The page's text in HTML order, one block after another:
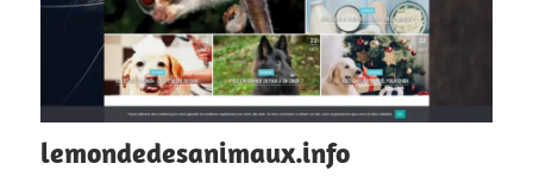
lemondedesanimaux.info